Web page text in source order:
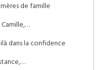
de famille
dans la confidence